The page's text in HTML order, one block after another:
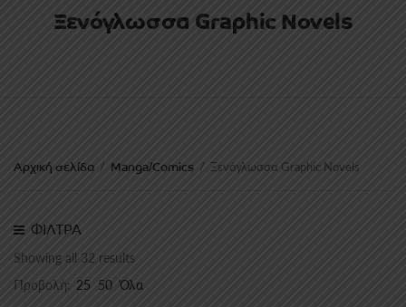
Ξενόγλωσσα Graphic Novels
Αρχική σελίδα / Manga/Comics / Ξενόγλωσσα Graphic Novels
ΦΙΛΤΡΑ
Showing all 32 resultsSorted
latest
Προβολή: 25 50 Όλα